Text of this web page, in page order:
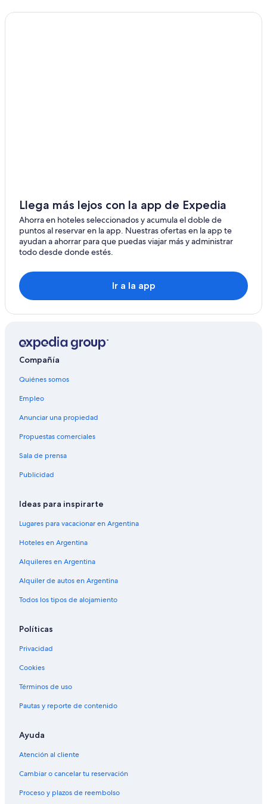
Llega más lejos con la app de Expedia
Ahorra en hoteles seleccionados y acumula el doble de
puntos al reservar en la app. Nuestras ofertas en la app te
ayudan a ahorrar para que puedas viajar más y administrar
todo desde donde estés.
Ir a la app
Compañía
Quiénes somos
Empleo
Anunciar una propiedad
Propuestas comerciales
Sala de prensa
Publicidad
Ideas para inspirarte
Lugares para vacacionar en Argentina
Hoteles en Argentina
Alquileres en Argentina
Alquiler de autos en Argentina
Todos los tipos de alojamiento
Políticas
Privacidad
Cookies
Términos de uso
Pautas y reporte de contenido
Ayuda
Atención al cliente
Cambiar o cancelar tu reservación
Proceso y plazos de reembolso